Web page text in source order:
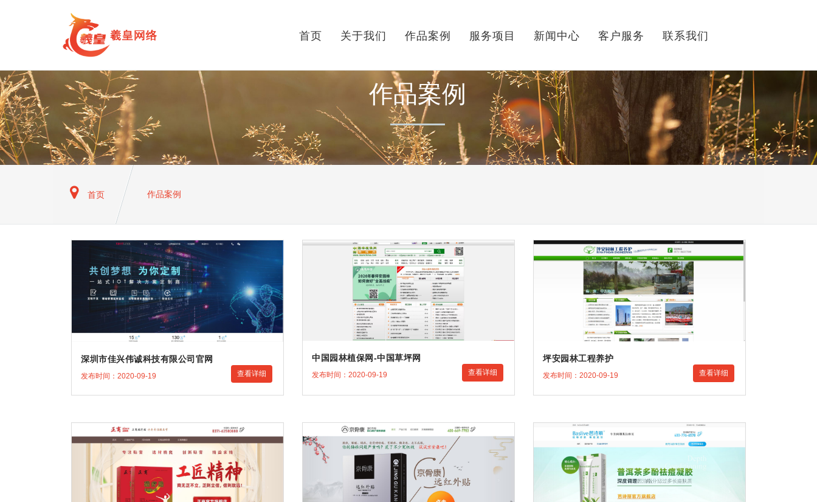
首页 关于我们 作品案例 服务项目 新闻中心 客户服务 联系我们
首页 作品案例
作品案例
深圳市佳兴伟诚科技有限公司官网
查看详细
发布时间：2020-09-19
中国园林植保网-中国草坪网
查看详细
发布时间：2020-09-19
坪安园林工程养护
查看详细
发布时间：2020-09-19